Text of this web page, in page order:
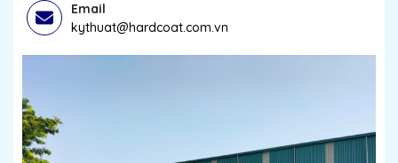
Email
kythuat@hardcoat.com.vn